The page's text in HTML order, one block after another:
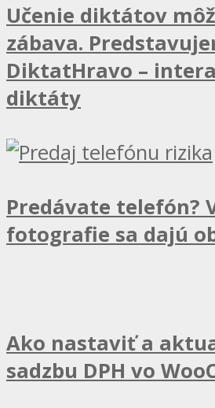
Učenie diktátov
zábava.
DiktatHravo –
diktáty
Predávate telefón?
fotografie sa dajú
Ako nastaviť a
sadzbu DPH vo